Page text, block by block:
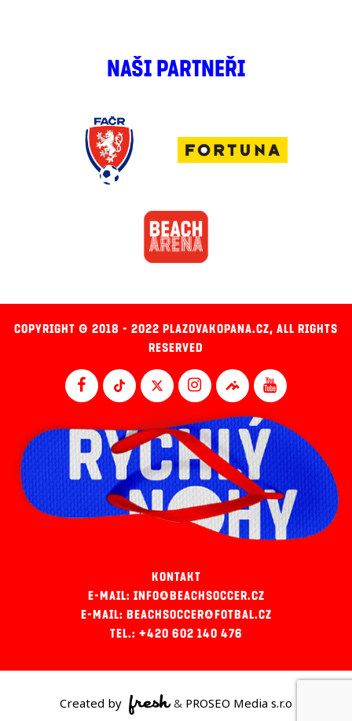
NAŠI PARTNEŘI
COPYRIGHT © 2018 - 2022 PLAZOVAKOPANA.CZ, ALL RIGHTS
RESERVED
KONTAKT
E-MAIL: INFO@BEACHSOCCER.CZ
E-MAIL: BEACHSOCCER@FOTBAL.CZ
TEL.: +420 602 140 476
Created by & PROSEO Media s.r.o